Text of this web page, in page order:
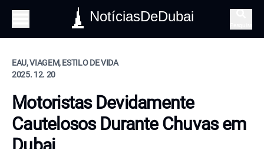
NotíciasDeDubai
EAU, VIAGEM, ESTILO DE VIDA
2025. 12. 20
Motoristas Devidamente
Cautelosos Durante Chuvas em